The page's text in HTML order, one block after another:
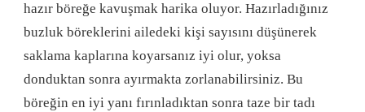
hazır böreğe kavuşmak harika oluyor. Hazırladığınız
buzluk böreklerini ailedeki kişi sayısını düşünerek
saklama kaplarına koyarsanız iyi olur, yoksa
donduktan sonra ayırmakta zorlanabilirsiniz. Bu
böreğin en iyi yanı fırınladıktan sonra taze bir tadı